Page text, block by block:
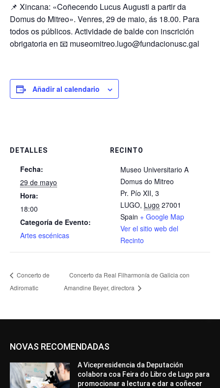
📌 Xincana: «Coñecendo Lucus Augusti a partir da
Domus do Mitreo». Venres, 29 de maio, ás 18.00. Para
todos os públicos. Actividade de balde con inscrición
obrigatoria en 📧 museomitreo.lugo@fundacionusc.gal
Añadir al calendario
DETALLES
Fecha:
29 de mayo
Hora:
18:00
Categoría de Evento:
Artes escénicas
RECINTO
Museo Universitario A
Domus do Mitreo
Pr. Pío XII, 3
LUGO, Lugo 27001
Spain + Google Map
Ver el sitio web del
Recinto
Concerto de
Adiromatic
Concerto da Real Filharmonía de Galicia con
Amandine Beyer, directora
NOVAS RECOMENDADAS
A Vicepresidencia da Deputación
colabora coa Feira do Libro de Lugo para
promocionar a lectura e dar a coñecer